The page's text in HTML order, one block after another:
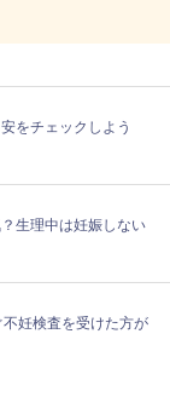
をチェックしよう
生理中は妊娠しない
妊検査を受けた方が